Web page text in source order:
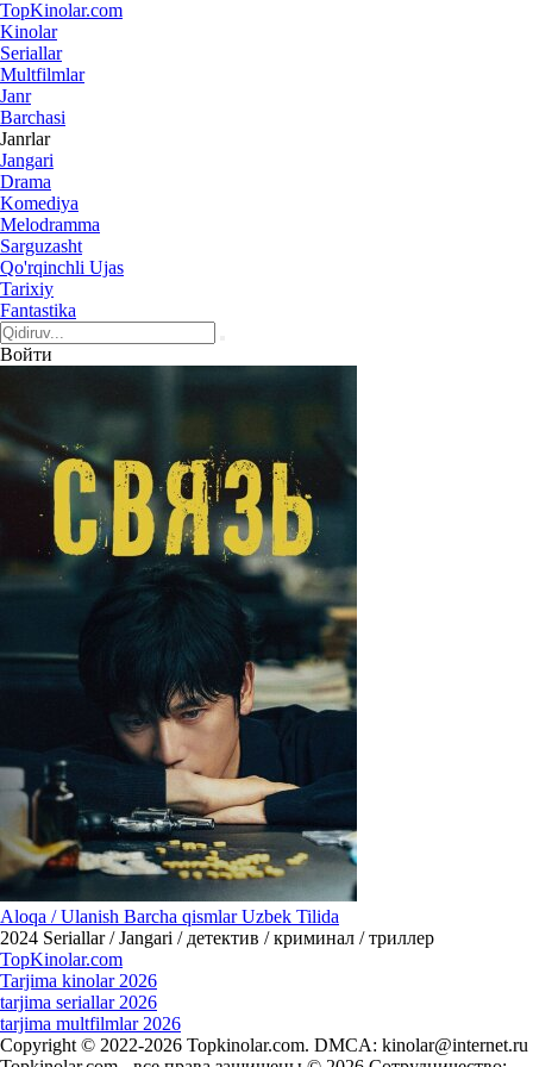
TopKinolar.com
Kinolar
Seriallar
Multfilmlar
Janr
Barchasi
Janrlar
Jangari
Drama
Komediya
Melodramma
Sarguzasht
Qo'rqinchli Ujas
Tarixiy
Fantastika
Войти
Aloqa / Ulanish Barcha qismlar Uzbek Tilida
2024 Seriallar / Jangari / детектив / криминал / триллер
TopKinolar.com
Tarjima kinolar 2026
tarjima seriallar 2026
tarjima multfilmlar 2026
Copyright © 2022-2026 Topkinolar.com. DMCA: kinolar@internet.ru